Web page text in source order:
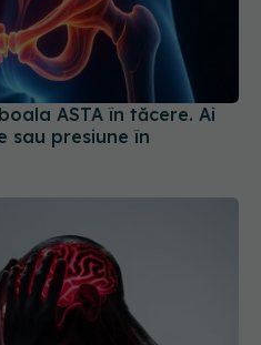
ASTA în tăcere. Ai
sau presiune în